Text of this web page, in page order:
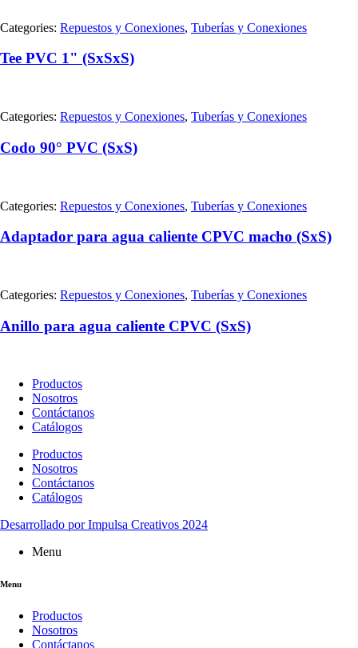
Categories: Repuestos y Conexiones, Tuberías y Conexiones
Tee PVC 1" (SxSxS)
Categories: Repuestos y Conexiones, Tuberías y Conexiones
Codo 90° PVC (SxS)
Categories: Repuestos y Conexiones, Tuberías y Conexiones
Adaptador para agua caliente CPVC macho (SxS)
Categories: Repuestos y Conexiones, Tuberías y Conexiones
Anillo para agua caliente CPVC (SxS)
Productos
Nosotros
Contáctanos
Catálogos
Productos
Nosotros
Contáctanos
Catálogos
Desarrollado por Impulsa Creativos 2024
Menu
Menu
Productos
Nosotros
Contáctanos